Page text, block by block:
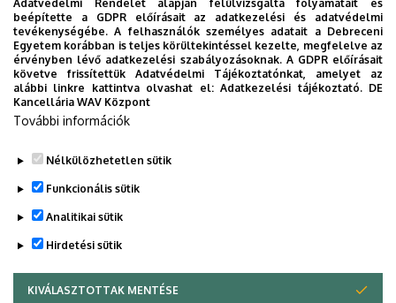
2026. augusztus 7.
Univerzum: A Debreceni Egyetem
titkos receptjei
KUTATÁS TUDOMÁNY
Adatvédelmi Rendelet alapján felülvizsgálta folyamatait és
beépítette a GDPR előírásait az adatkezelési és adatvédelmi
tevékenységébe. A felhasználók személyes adatait a Debreceni
Egyetem korábban is teljes körültekintéssel kezelte, megfelelve az
érvényben lévő adatkezelési szabályozásoknak. A GDPR előírásait
követve frissítettük Adatvédelmi Tájékoztatónkat, amelyet az
alábbi linkre kattintva olvashat el:Adatkezelési tájékoztató. DE
Kancellária WAV Központ
További információk
Nélkülözhetetlen sütik
Funkcionális sütik
Analitikai sütik
Hirdetési sütik
KIVÁLASZTOTTAK MENTÉSE
WITHDRAW CONSENT